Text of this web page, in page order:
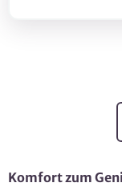
Komfort zum